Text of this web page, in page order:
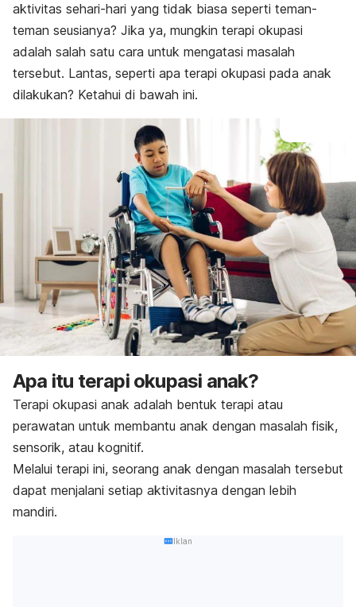
Proses
aktivitas sehari-hari yang tidak biasa seperti teman-
teman seusianya? Jika ya, mungkin terapi okupasi
adalah salah satu cara untuk mengatasi masalah
tersebut. Lantas, seperti apa terapi okupasi pada anak
dilakukan? Ketahui di bawah ini.
Apa itu terapi okupasi anak?
Terapi okupasi anak adalah bentuk terapi atau
perawatan untuk membantu anak dengan masalah fisik,
sensorik, atau kognitif.
Melalui terapi ini, seorang anak dengan masalah tersebut
dapat menjalani setiap aktivitasnya dengan lebih
mandiri.
Iklan